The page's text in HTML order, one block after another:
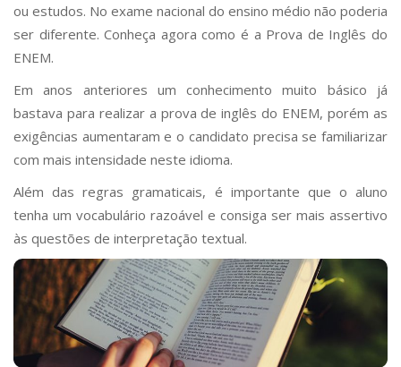
ou estudos. No exame nacional do ensino médio não poderia
ser diferente. Conheça agora como é a Prova de Inglês do
ENEM.
Em anos anteriores um conhecimento muito básico já
bastava para realizar a prova de inglês do ENEM, porém as
exigências aumentaram e o candidato precisa se familiarizar
com mais intensidade neste idioma.
Além das regras gramaticais, é importante que o aluno
tenha um vocabulário razoável e consiga ser mais assertivo
às questões de interpretação textual.